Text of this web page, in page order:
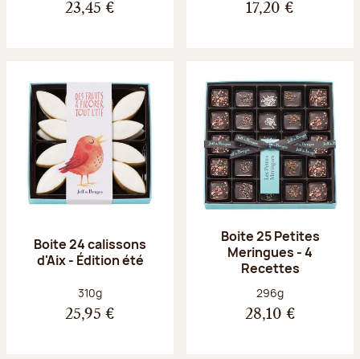
23,45 € 17,20 €
Boite 24 calissons
d'Aix - Édition été
Poids net :
310g
25,95 €
Boite 25 Petites
Meringues - 4
Recettes
Poids net :
296g
28,10 €